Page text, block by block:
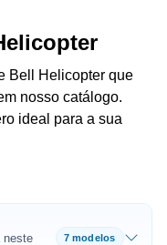
Bell Helicopter que
nosso catálogo.
ideal para a sua
neste
7 modelos